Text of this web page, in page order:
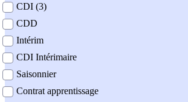
contrat
CDI (3)
CDD
Intérim
CDI Intérimaire
Saisonnier
Contrat apprentissage